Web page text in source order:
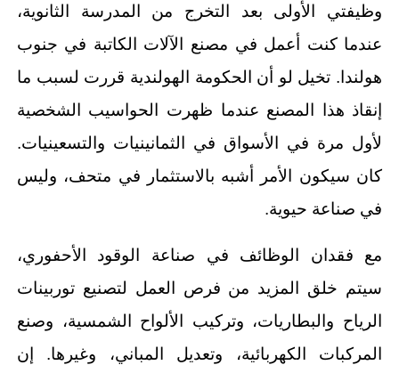
وظيفتي الأولى بعد التخرج من المدرسة الثانوية،
عندما كنت أعمل في مصنع الآلات الكاتبة في جنوب
هولندا. تخيل لو أن الحكومة الهولندية قررت لسبب ما
إنقاذ هذا المصنع عندما ظهرت الحواسيب الشخصية
لأول مرة في الأسواق في الثمانينيات والتسعينيات.
كان سيكون الأمر أشبه بالاستثمار في متحف، وليس
في صناعة حيوية.
مع فقدان الوظائف في صناعة الوقود الأحفوري،
سيتم خلق المزيد من فرص العمل لتصنيع توربينات
الرياح والبطاريات، وتركيب الألواح الشمسية، وصنع
المركبات الكهربائية، وتعديل المباني، وغيرها. إن